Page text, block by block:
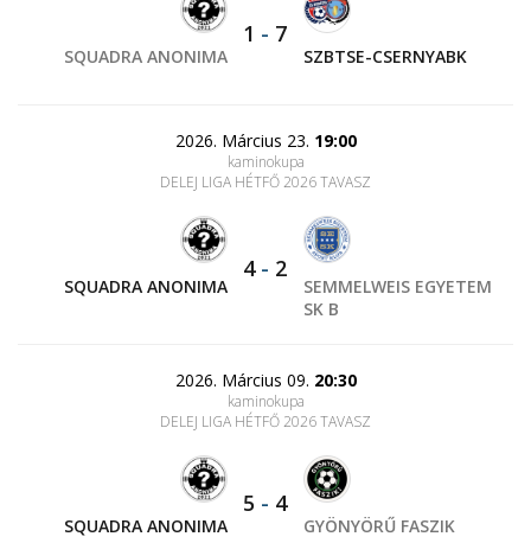
SQUADRA ANONIMA
1 - 7
SZBTSE-CSERNYABK
2026. Március 23. 19:00
kaminokupa
DELEJ LIGA HÉTFŐ 2026 TAVASZ
SQUADRA ANONIMA
4- 2
SEMMELWEIS EGYETEM
SK B
2026. Március 09. 20:30
kaminokupa
DELEJ LIGA HÉTFŐ 2026 TAVASZ
SQUADRA ANONIMA
5 - 4
GYÖNYÖRŰ FASZIK